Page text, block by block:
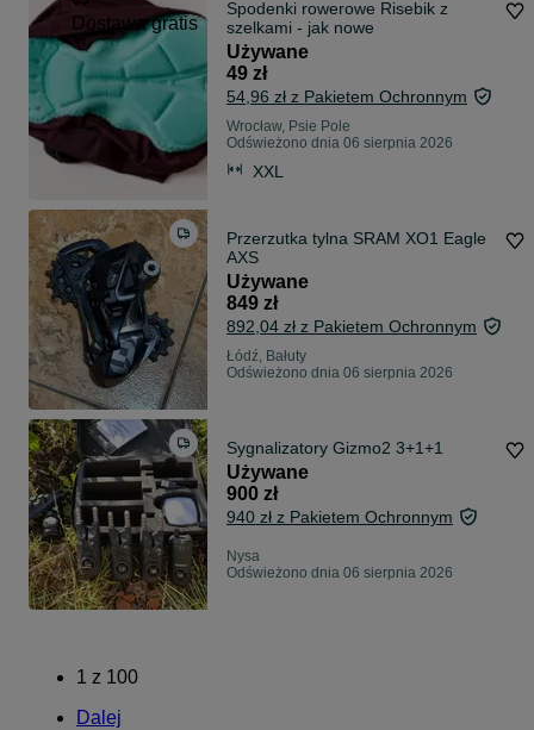
Dostawa gratis
Spodenki rowerowe Risebik z
szelkami - jak nowe
Używane
49 zł
54,96 zł z Pakietem Ochronnym
Wrocław, Psie Pole
Odświeżono dnia 06 sierpnia 2026
XXL
Przerzutka tylna SRAM XO1 Eagle
AXS
Używane
849 zł
892,04 zł z Pakietem Ochronnym
Łódź, Bałuty
Odświeżono dnia 06 sierpnia 2026
Sygnalizatory Gizmo2 3+1+1
Używane
900 zł
940 zł z Pakietem Ochronnym
Nysa
Odświeżono dnia 06 sierpnia 2026
1 z 100
Dalej